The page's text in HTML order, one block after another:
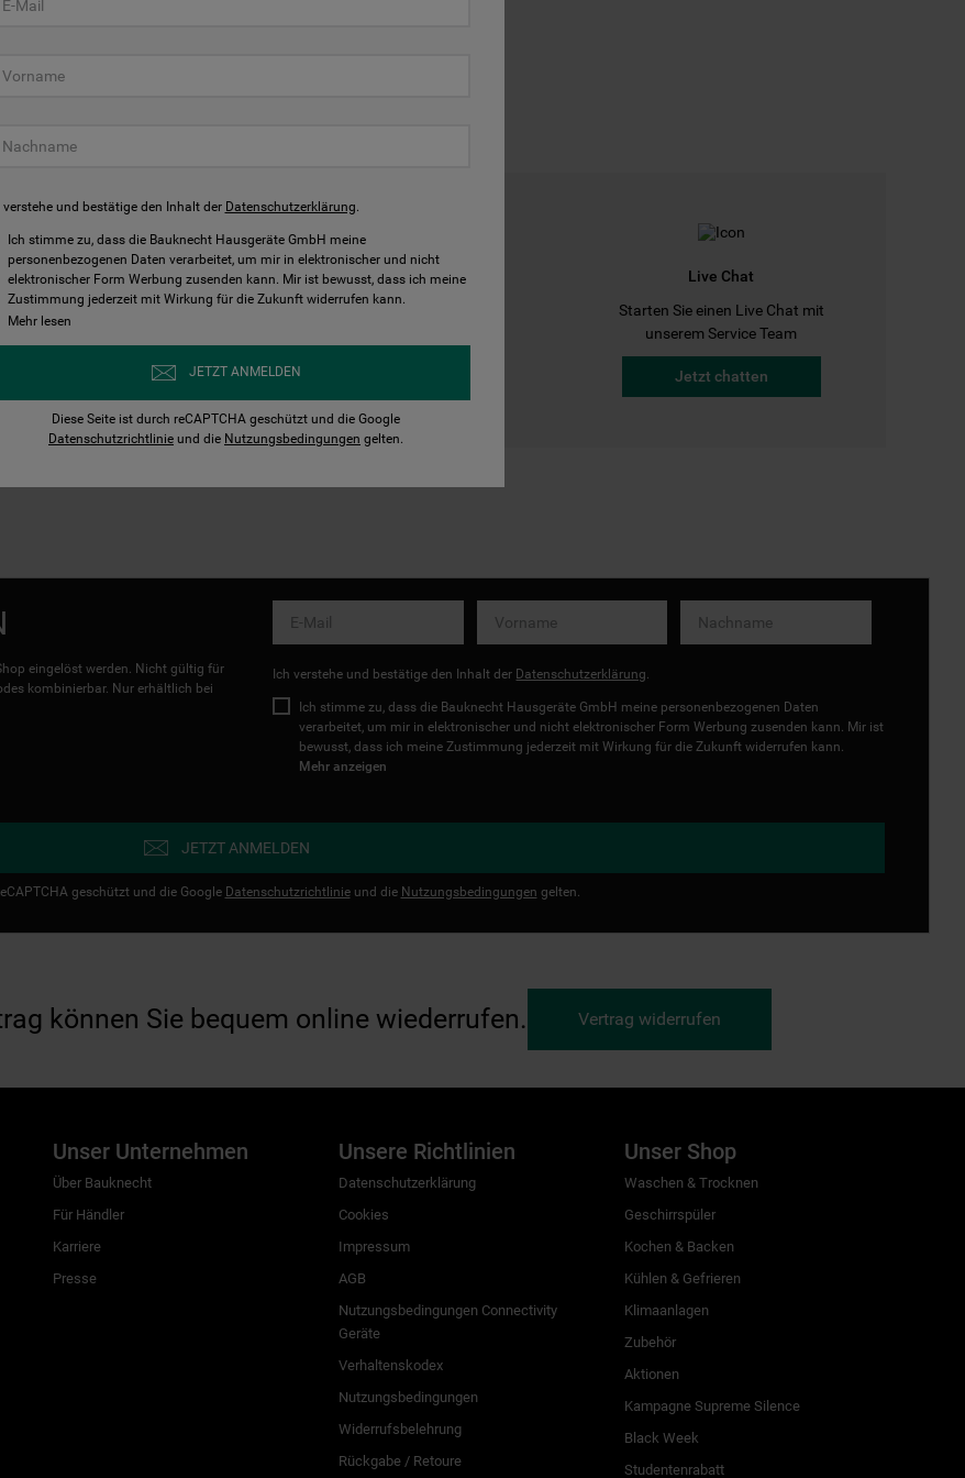
finden und herunterladen
Kontakt
Live Chat
Starten Sie einen Live Chat mit
unserem Service Team
Jetzt chatten
eingelöst werden. Nicht gültig für
kombinierbar. Nur erhältlich bei
Ich verstehe und bestätige den Inhalt der Datenschutzerklärung
Ich stimme zu, dass die Bauknecht Hausgeräte GmbH meine personenbezogenen Daten
verarbeitet, um mir in elektronischer und nicht elektronischer Form Werbung zusenden kann. Mir ist
bewusst, dass ich meine Zustimmung jederzeit mit Wirkung für die Zukunft widerrufen kann.
Mehr anzeigen
JETZT ANMELDEN
geschützt und die Google Datenschutzrichtlinieund die Nutzungsbedingungen gelten.
können Sie bequem online wiederrufen. Vertrag widerrufen
Unser Unternehmen
Über Bauknecht
Für Händler
Karriere
Presse
Unsere Richtlinien
Datenschutzerklärung
Cookies
Impressum
AGB
Nutzungsbedingungen Connectivity
Geräte
Verhaltenskodex
Nutzungsbedingungen
Widerrufsbelehrung
Rückgabe / Retoure
Unser Shop
Waschen & Trocknen
Geschirrspüler
Kochen & Backen
Kühlen & Gefrieren
Klimaanlagen
Zubehör
Aktionen
Kampagne Supreme Silence
Black Week
Studentenrabatt
verstehe und bestätige den Inhalt der Datenschutzerklärung.
Ich stimme zu, dass die Bauknecht Hausgeräte GmbH meine
personenbezogenen Daten verarbeitet, um mir in elektronischer und nicht
elektronischer Form Werbung zusenden kann. Mir ist bewusst, dass ich meine
Zustimmung jederzeit mit Wirkung für die Zukunft widerrufen kann.
Mehr lesen
JETZT ANMELDEN
Diese Seite ist durch reCAPTCHA geschützt und die Google
Datenschutzrichtlinie und die Nutzungsbedingungen gelten.